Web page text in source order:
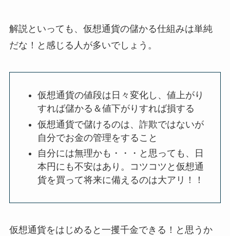
解説といっても、仮想通貨の儲かる仕組みは単純
だな！と感じる人が多いでしょう。
仮想通貨の値段は日々変化し、値上がり
すれば儲かる＆値下がりすれば損する
仮想通貨で儲けるのは、詐欺ではないが
自分でお金の管理をすること
自分には無理かも・・・と思っても、日
本円にも不安はあり。コツコツと仮想通
貨を買って将来に備えるのは大アリ！！
仮想通貨をはじめると一攫千金できる！と思うか